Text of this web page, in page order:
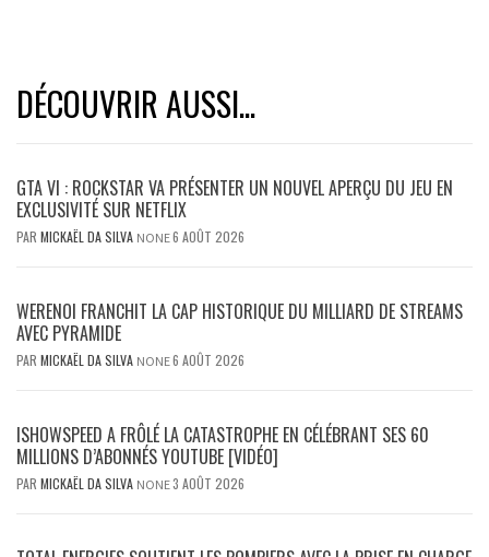
DÉCOUVRIR AUSSI...
GTA VI : ROCKSTAR VA PRÉSENTER UN NOUVEL APERÇU DU JEU EN
EXCLUSIVITÉ SUR NETFLIX
PAR MICKAËL DA SILVA NONE6 AOÛT 2026
WERENOI FRANCHIT LA CAP HISTORIQUE DU MILLIARD DE STREAMS
AVEC PYRAMIDE
PAR MICKAËL DA SILVA NONE6 AOÛT 2026
ISHOWSPEED A FRÔLÉ LA CATASTROPHE EN CÉLÉBRANT SES 60
MILLIONS D’ABONNÉS YOUTUBE [VIDÉO]
PAR MICKAËL DA SILVA NONE3 AOÛT 2026